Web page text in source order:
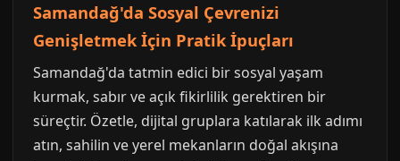
Samandağ'da Sosyal Çevrenizi
Genişletmek İçin Pratik İpuçları
Samandağ'da tatmin edici bir sosyal yaşam
kurmak, sabır ve açık fikirlilik gerektiren bir
süreçtir. Özetle, dijital gruplara katılarak ilk adımı
atın, sahilin ve yerel mekanların doğal akışına